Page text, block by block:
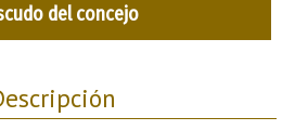
del concejo